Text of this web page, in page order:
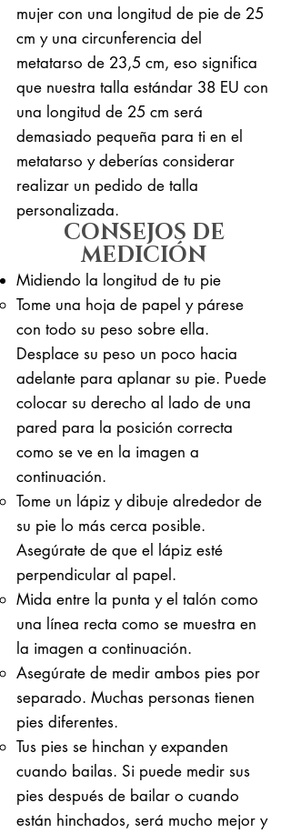
mujer con una longitud de pie de 25
cm y una circunferencia del
metatarso de 23,5 cm, eso significa
que nuestra talla estándar 38 EU con
una longitud de 25 cm será
demasiado pequeña para ti en el
metatarso y deberías considerar
realizar un pedido de talla
personalizada.
CONSEJOS DE
MEDICIÓN
Midiendo la longitud de tu pie
Tome una hoja de papel y párese
con todo su peso sobre ella. ​
Desplace su peso un poco hacia
adelante para aplanar su pie. Puede
colocar su derecho al lado de una
pared para la posición correcta
como se ve en la imagen a
continuación.
Tome un lápiz y dibuje alrededor de
su pie lo más cerca posible.
Asegúrate de que el lápiz esté
perpendicular al papel.
Mida entre la punta y el talón como
una línea recta como se muestra en
la imagen a continuación.
Asegúrate de medir ambos pies por
separado. Muchas personas tienen
pies diferentes.
Tus pies se hinchan y expanden
cuando bailas. Si puede medir sus
pies después de bailar o cuando
están hinchados, será mucho mejor y